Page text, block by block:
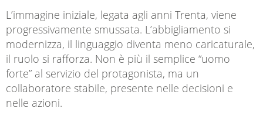
L’immagine iniziale, legata agli anni Trenta, viene
progressivamente smussata. L’abbigliamento si
modernizza, il linguaggio diventa meno caricaturale,
il ruolo si rafforza. Non è più il semplice “uomo
forte” al servizio del protagonista, ma un
collaboratore stabile, presente nelle decisioni e
nelle azioni.